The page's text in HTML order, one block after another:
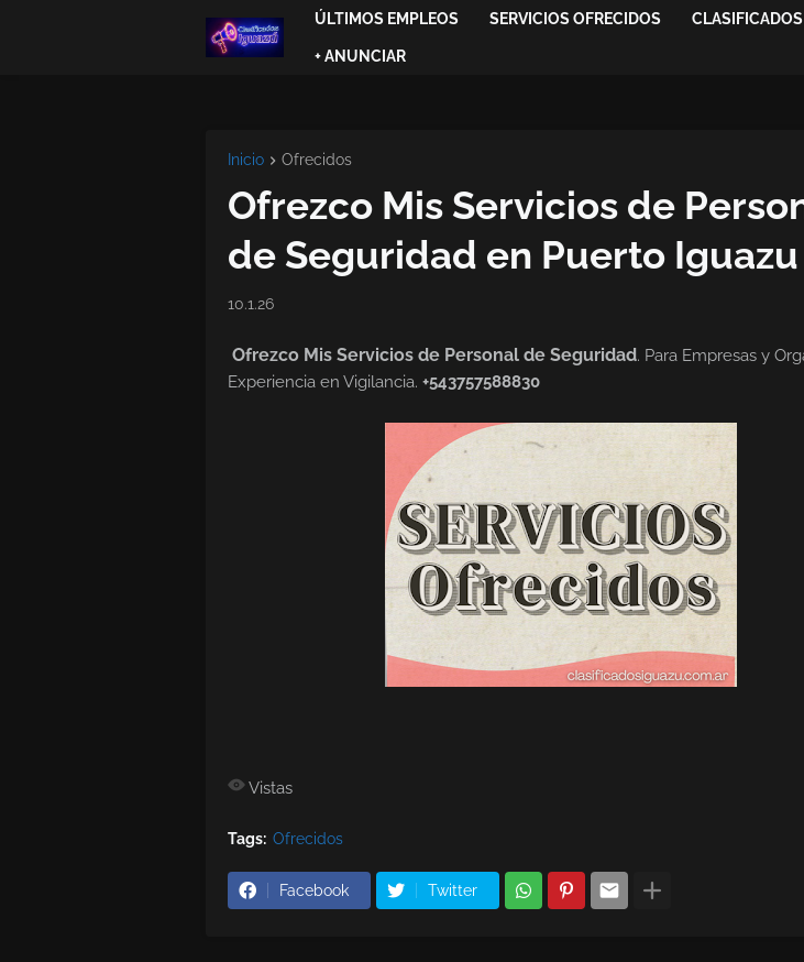
ÚLTIMOS EMPLEOS SERVICIOS OFRECIDOS CLASIFICADOS
+ ANUNCIAR
Inicio Ofrecidos
Ofrezco Mis Servicios de
de Seguridad en Puerto Iguazu
10.1.26
Ofrezco Mis Servicios de Personal de Seguridad. Para Empresas y
Experiencia en Vigilancia. +543757588830
Vistas
Tags: Ofrecidos
Facebook Twitter